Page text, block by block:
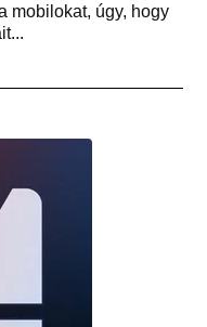
mobilokat, úgy, hogy